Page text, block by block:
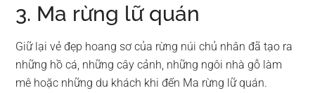
3. Ma rừng lữ quán
Giữ lại vẻ đẹp hoang sơ của rừng núi chủ nhân đã tạo ra
những hồ cá, những cây cảnh, những ngôi nhà gỗ làm
mê hoặc những du khách khi đến Ma rừng lữ quán.